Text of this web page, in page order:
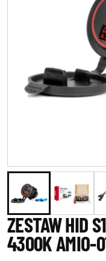
ZESTAW HID
4300K AMIO-